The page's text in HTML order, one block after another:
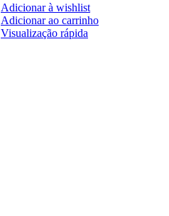
Adicionar à wishlist
Adicionar ao carrinho
Visualização rápida